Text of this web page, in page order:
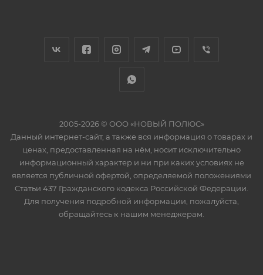
2005-2026 © ООО «НОВЫЙ ПОЛЮС»
Данный интернет-сайт, а также вся информация о товарах и
ценах, предоставленная на нём, носит исключительно
информационный характер и ни при каких условиях не
является публичной офертой, определяемой положениями
Статьи 437 Гражданского кодекса Российской Федерации.
Для получения подробной информации, пожалуйста,
обращайтесь к нашим менеджерам.